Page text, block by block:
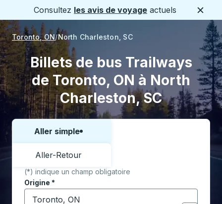
Consultez les avis de voyage actuels
Toronto, ON North Charleston, SC
Billets de bus Trailways
de Toronto, ON à North
Charleston, SC
Choisissez un sens ou un aller-retour:
Aller simple
Aller-Retour
(*) indique un champ obligatoire
Origine *